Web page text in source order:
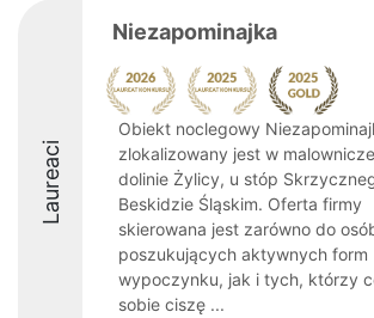
Laureaci
Niezapominajka
Obiekt noclegowy
zlokalizowany jest w
dolinie Żylicy, u stóp
Beskidzie Śląskim. Oferta firmy
skierowana jest zarówno do
poszukujących aktywnych form
wypoczynku, jak i tych, którzy
sobie ciszę ...